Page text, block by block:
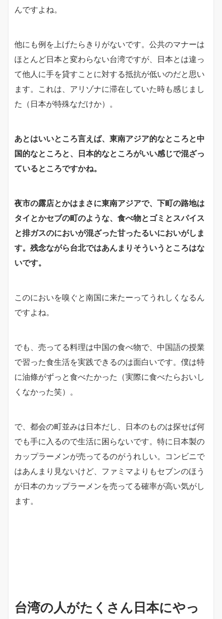
んですよね。
他にも例を上げたらきりがないです。公共のマナーは
ほとんど日本と変わらない台湾ですが、日本とは違っ
て他人に手を貸すことに対する抵抗が低いのだと思い
ます。これは、アリゾナに滞在していた時も感じまし
た（日本が特殊なだけか）。
あとはいいところ言えば、東南アジア的なところと中
国的なところと、日本的なところがいい感じで混ざっ
ているところですかね。
夜市の露店とかはまさに東南アジアで、下町の路地は
タイとかセブの町のような、食べ物とゴミとスパイス
と排ガスのにおいが混ざった甘ったるいにおいがしま
す。残念ながら台北ではあんまりそういうところはな
いです。
このにおいを嗅ぐと南国に来たーってうれしくなるん
ですよね。
でも、売ってる料理は中国の食べ物で、中国語の授業
で習った食生活を実践できるのは面白いです。僕は特
に油條がずっと食べたかった（実際に食べたらおいし
くなかった笑）。
で、都会の町並みは日本だし、日本のものは探せば何
でも手に入るので生活に困らないです。特に日本製の
カップラーメンが売ってるのがうれしい。コンビニで
はあんまり見ないけど、ファミマよりもセブンのほう
が日本のカップラーメンを売ってる確率が高い気がし
ます。
台湾の人がたくさん日本にやっ